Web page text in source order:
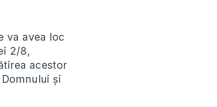
va avea loc
2/8,
acestor
și